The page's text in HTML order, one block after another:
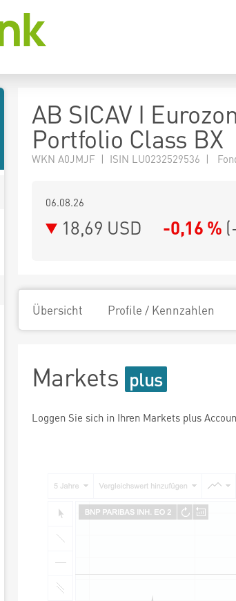
AB SICAV I
Portfolio Class BX
WKN A0JMJF | ISIN LU0232529536 |
06.08.26
18,69 USD -0,16 % (
Übersicht Profile / Kennzahlen
Markets
Loggen Sie sich in Ihren Markets plus